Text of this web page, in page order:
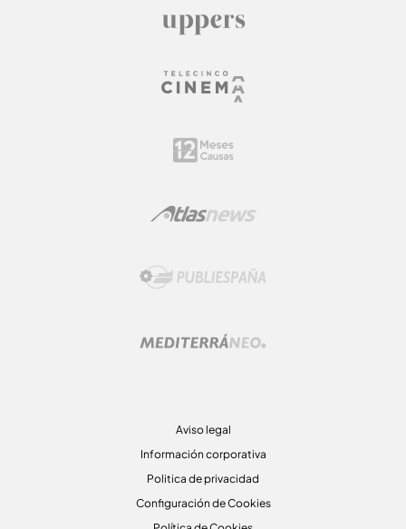
Aviso legal
Información corporativa
Politica de privacidad
Configuración de Cookies